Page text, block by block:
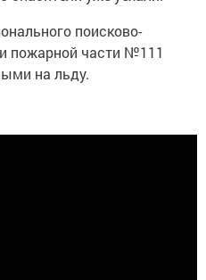
поисково-
пожарной части №111
на льду.